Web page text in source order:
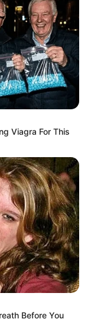
ΤΗΣ...
ΑΡΈΣΕΙ
ΑΚΟΛΟΥΘΉΣΤΕ
Viagra For This
Before You